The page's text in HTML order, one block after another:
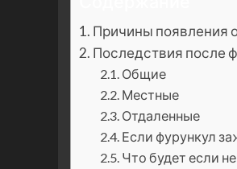
Причины появления
Последствия после
Общие
Местные
Отдаленные
Если фурункул
Что будет если